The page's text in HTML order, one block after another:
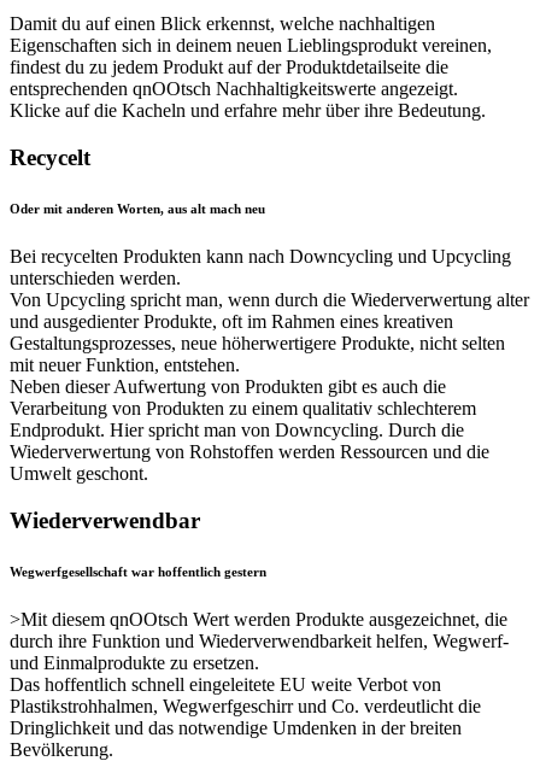
Damit du auf einen Blick erkennst, welche nachhaltigen
Eigenschaften sich in deinem neuen Lieblingsprodukt vereinen,
findest du zu jedem Produkt auf der Produktdetailseite die
entsprechenden qnOOtsch Nachhaltigkeitswerte angezeigt.
Klicke auf die Kacheln und erfahre mehr über ihre Bedeutung.
Recycelt
Oder mit anderen Worten, aus alt mach neu
Bei recycelten Produkten kann nach Downcycling und Upcycling
unterschieden werden.
Von Upcycling spricht man, wenn durch die Wiederverwertung alter
und ausgedienter Produkte, oft im Rahmen eines kreativen
Gestaltungsprozesses, neue höherwertigere Produkte, nicht selten
mit neuer Funktion, entstehen.
Neben dieser Aufwertung von Produkten gibt es auch die
Verarbeitung von Produkten zu einem qualitativ schlechterem
Endprodukt. Hier spricht man von Downcycling. Durch die
Wiederverwertung von Rohstoffen werden Ressourcen und die
Umwelt geschont.
Wiederverwendbar
Wegwerfgesellschaft war hoffentlich gestern
>Mit diesem qnOOtsch Wert werden Produkte ausgezeichnet, die
durch ihre Funktion und Wiederverwendbarkeit helfen, Wegwerf-
und Einmalprodukte zu ersetzen.
Das hoffentlich schnell eingeleitete EU weite Verbot von
Plastikstrohhalmen, Wegwerfgeschirr und Co. verdeutlicht die
Dringlichkeit und das notwendige Umdenken in der breiten
Bevölkerung.